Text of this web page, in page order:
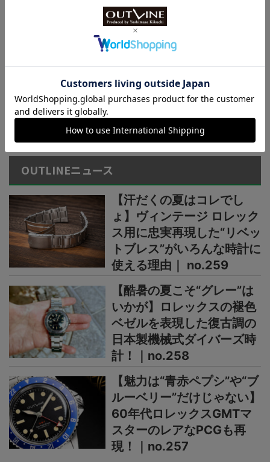
チ】小物を収納できる新構
造リバーシブルベルト採用
カシオ“G-SHOCK”新作2種
【薄型・軽量な“メタルベゼ
ル×カーボン”仕様】“G-
STEEL”シリーズからウレタ
ンベルト仕様の新機軸
＞＞＞もっと見る
OUTLINEニュース
【汗だくの夏はコレでし
ょ】ヴィンテージ ロレック
ス用に忠実再現した“リベッ
トブレス”がいろんな時計に
使える理由｜ no.259
【酷暑の夏こそ“グレー”は
いかが】ロレックスの褪色
ベゼルを表現した復古調の
日本製機械式ダイバーズ時
計！｜no.258
【魅力は“青赤ペプシ”や“ブ
ルーベリー”だけじゃない】
60年代ロレックスGMTマ
スターのレアなPCGも再
現！｜no.257